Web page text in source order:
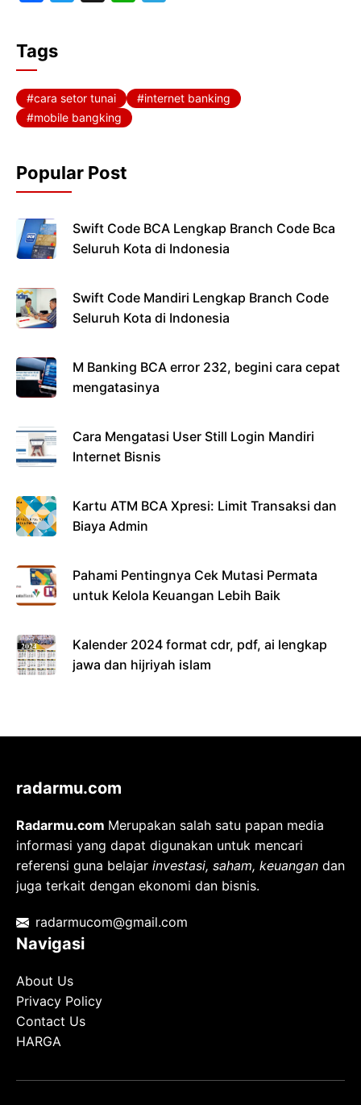
e
b
o
t
e
s
A
g
r
Tags
cara setor tunai
internet banking
mobile bangking
Popular Post
Swift Code BCA Lengkap Branch Code Bca
Seluruh Kota di Indonesia
Swift Code Mandiri Lengkap Branch Code
Seluruh Kota di Indonesia
M Banking BCA error 232, begini cara cepat
mengatasinya
Cara Mengatasi User Still Login Mandiri
Internet Bisnis
Kartu ATM BCA Xpresi: Limit Transaksi dan
Biaya Admin
Pahami Pentingnya Cek Mutasi Permata
untuk Kelola Keuangan Lebih Baik
Kalender 2024 format cdr, pdf, ai lengkap
jawa dan hijriyah islam
radarmu.com
Radarmu.com Merupakan salah satu papan media
informasi yang dapat digunakan untuk mencari
referensi guna belajar investasi, saham, keuangan dan
juga terkait dengan ekonomi dan bisnis.
radarmucom@gmail.com
Navigasi
About Us
Privacy Policy
Contact Us
HARGA